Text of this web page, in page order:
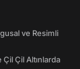
ve Resimli
Çil Altınlarda